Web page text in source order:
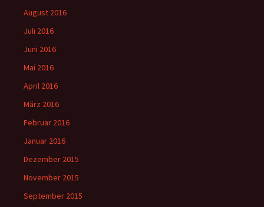
August 2016
Juli 2016
Juni 2016
Mai 2016
April 2016
März 2016
Februar 2016
Januar 2016
Dezember 2015
November 2015
September 2015